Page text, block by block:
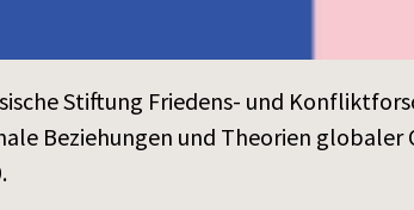
Stiftung Friedens- und
Beziehungen und Theorien